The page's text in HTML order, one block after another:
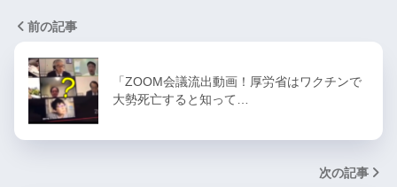
前の記事
「ZOOM会議流出動画！厚労省はワクチンで
大勢死亡すると知って…
次の記事